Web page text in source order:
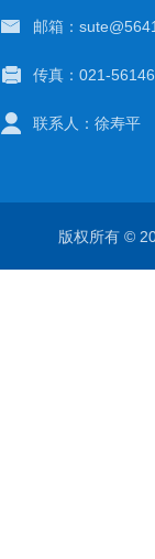
邮箱：
传真：021-
联系人：徐寿平
版权所有 ©